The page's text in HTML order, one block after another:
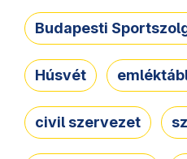
Budapesti
Húsvét
civil szervezet